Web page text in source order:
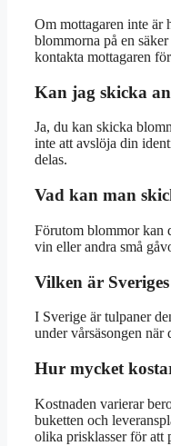
Om mottagaren inte är
blommorna på en
kontakta mottagaren
Kan jag skicka
Ja, du kan skicka
inte att avslöja din
delas.
Vad kan man
Förutom blommor kan
vin eller andra små
Vilken är
I Sverige är tulpaner
under vårsäsongen när
Hur mycket
Kostnaden varierar
buketten och
olika prisklasser för att